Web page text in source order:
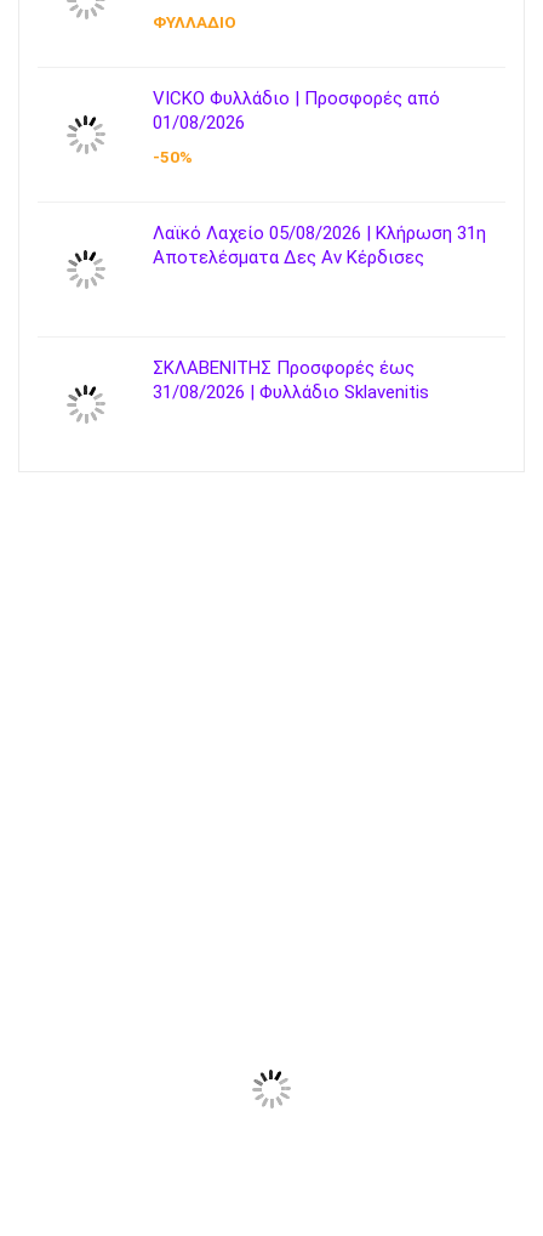
ΦΥΛΛΑΔΙΟ
VICKO Φυλλάδιο | Προσφορές από
01/08/2026
-50%
Λαϊκό Λαχείο 05/08/2026 | Κλήρωση 31η
Αποτελέσματα Δες Αν Κέρδισες
ΣΚΛΑΒΕΝΙΤΗΣ Προσφορές έως
31/08/2026 | Φυλλάδιο Sklavenitis